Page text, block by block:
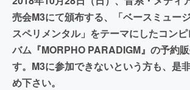
売会M3にて頒布する、「ベースミュー
スペリメンタル」をテーマにしたコン
バム『MORPHO PARADIGM』の予約
す。M3に参加できないという方も、是
め下さい。